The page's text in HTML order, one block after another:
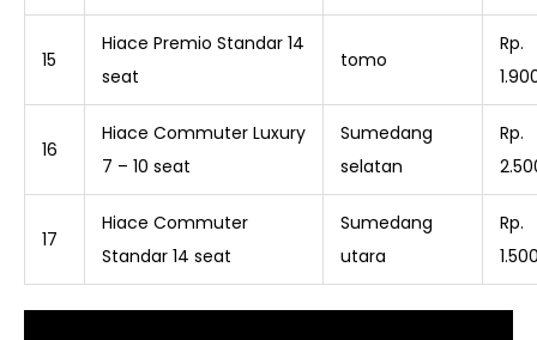
15
Hiace Premio Standar 14
seat
tomo
Rp.
16
Hiace Commuter Luxury
7 – 10 seat
Sumedang
selatan
Rp.
17
Hiace Commuter
Standar 14 seat
Sumedang
utara
Rp.